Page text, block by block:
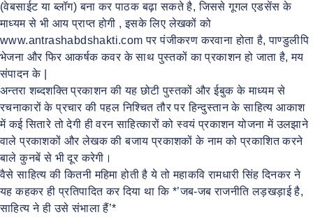
(वेबसाईट या ब्लॉग) बना कर पाठक बढ़ा सकते है, जिससे गूगल एडसेंस के
माध्यम से भी आय प्राप्त होगी , इसके लिए लेखकों को
www.antrashabdshakti.com पर पंजीकरण करवाना होता है, पाण्डुलीपि
भेजना और फिर आकर्षक कवर के साथ पुस्तकों का प्रकाशन हो जाता है, मय
संपादन के |
अन्तरा शब्दशक्ति प्रकाशन की यह छोटी पुस्तकों और ईबुक के माध्यम से
रचनाकारों के प्रचार की पहल निश्चित तौर पर हिन्दुस्तान के साहित्य आकाश
में कई सितारे तो देगी ही वरन साहित्कारों को स्वयं प्रकाशन योजना में उलझाने
वाले प्रकाशकों और लेखक की बजाय प्रकाशकों के नाम को प्रकाशित करने
बाले कुनबें से भी दूर करेगी।
वैसे साहित्य की कितनी महिमा होती है ये तो महाकवि रामधारी सिंह दिनकर ने
यह कहकर ही प्रतिपादित कर दिया था कि *’जब-जब राजनीति लड़खड़ाई है,
साहित्य ने ही उसे संभाला हैं’*